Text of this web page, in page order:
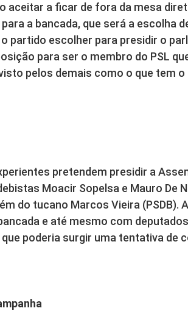
aceitar a ficar de fora da mesa
a bancada, que será a escolha
partido escolher para presidir o
para ser o membro do PSL
pelos demais como o que tem
pretendem presidir a
Moacir Sopelsa e Mauro De
do tucano Marcos Vieira (PSDB).
e até mesmo com
poderia surgir uma tentativa de